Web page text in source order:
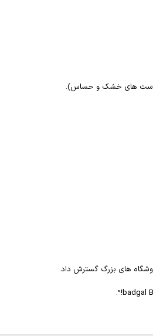
پوست های خشک و حساس).